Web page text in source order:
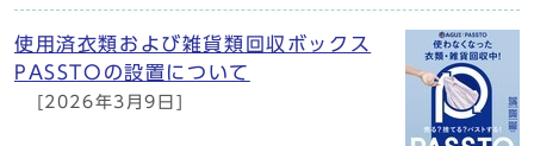
使用済衣類および雑貨類回収ボックス
PASSTOの設置について
[2026年3月9日]